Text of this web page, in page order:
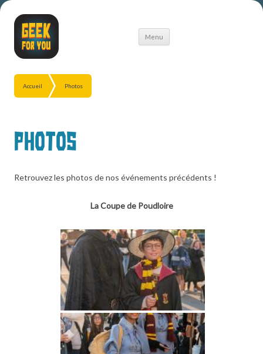
Menu
Aller
Accueil Photos
Photos
Retrouvez les photos de nos événements précédents !
La Coupe de Poudloire